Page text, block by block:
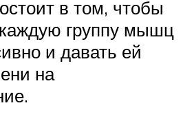
в том, чтобы
группу мышц
и давать ей
на